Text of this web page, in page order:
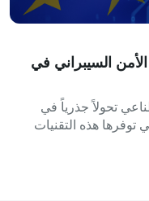
السيبراني في
تحولاً جذرياً في
هذه التقنيات